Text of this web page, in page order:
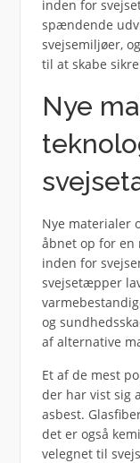
inden for
spændende
svejsemiljøer,
til at skabe
Nye
Nye materialer
åbnet op for
inden for
svejsetæpper
og
af alternative
Et af de mest
der har vist sig
asbest.
det er også
velegnet til